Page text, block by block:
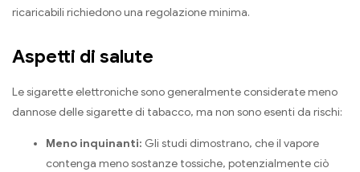
ricaricabili richiedono una regolazione minima.
Aspetti di salute
Le sigarette elettroniche sono generalmente considerate meno
dannose delle sigarette di tabacco, ma non sono esenti da rischi:
Meno inquinanti: Gli studi dimostrano, che il vapore
contenga meno sostanze tossiche, potenzialmente ciò